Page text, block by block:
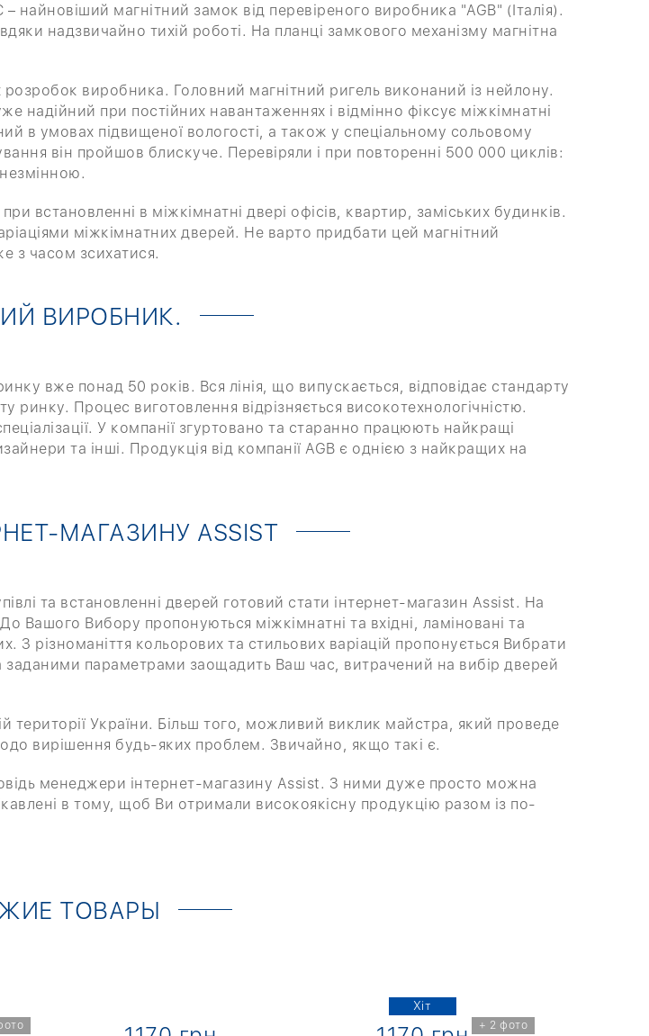
найновіший магнітний замок від перевіреного виробника "AGB" (Італія).
надзвичайно тихій роботі. На планці замкового механізму магнітна
виробника. Головний магнітний ригель виконаний із нейлону.
надійний при постійних навантаженнях і відмінно фіксує міжкімнатні
в умовах підвищеної вологості, а також у спеціальному сольовому
він пройшов блискуче. Перевіряли і при повторенні 500 000 циклів:
встановленні в міжкімнатні двері офісів, квартир, заміських будинків.
міжкімнатних дверей. Не варто придбати цей магнітний
з часом зсихатися.
ВИРОБНИК.
вже понад 50 років. Вся лінія, що випускається, відповідає стандарту
ринку. Процес виготовлення відрізняється високотехнологічністю.
У компанії згуртовано та старанно працюють найкращі
та інші. Продукція від компанії AGB є однією з найкращих на
МАГАЗИНУ ASSIST
та встановленні дверей готовий стати інтернет-магазин Assist. На
Вашого Вибору пропонуються міжкімнатні та вхідні, ламіновані та
З різноманіття кольорових та стильових варіацій пропонується Вибрати
параметрами заощадить Ваш час, витрачений на вибір дверей
території України. Більш того, можливий виклик майстра, який проведе
вирішення будь-яких проблем. Звичайно, якщо такі є.
менеджери інтернет-магазину Assist. З ними дуже просто можна
в тому, щоб Ви отримали високоякісну продукцію разом із по-
ТОВАРЫ
Хіт
+ 2 фото